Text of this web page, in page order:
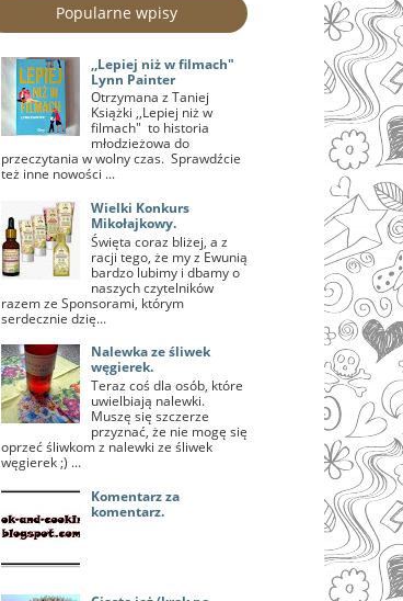
Popularne wpisy
,,Lepiej niż w filmach"
Lynn Painter
Otrzymana z Taniej
Książki ,,Lepiej niż w
filmach" to historia
młodzieżowa do
przeczytania w wolny czas. Sprawdźcie
też inne nowości ...
Wielki Konkurs
Mikołajkowy.
Święta coraz bliżej, a z
racji tego, że my z Ewunią
bardzo lubimy i dbamy o
naszych czytelników
razem ze Sponsorami, którym
serdecznie dzię...
Nalewka ze śliwek
węgierek.
Teraz coś dla osób, które
uwielbiają nalewki.
Muszę się szczerze
przyznać, że nie mogę się
oprzeć śliwkom z nalewki ze śliwek
węgierek ;) ...
Komentarz za
komentarz.